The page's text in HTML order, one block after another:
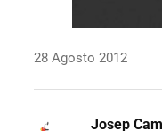
28 Agosto 2012
Josep